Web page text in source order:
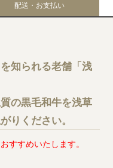
配送・お支払い
知られる老舗「浅
の黒毛和牛を浅草
りください。
すすめいたします。